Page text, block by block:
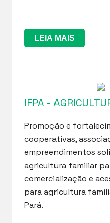
LEIA MAIS
IFPA -
Promoção e
cooperativas,
empreendimentos
agricultura familiar
comercialização e
para agricultura
Pará.